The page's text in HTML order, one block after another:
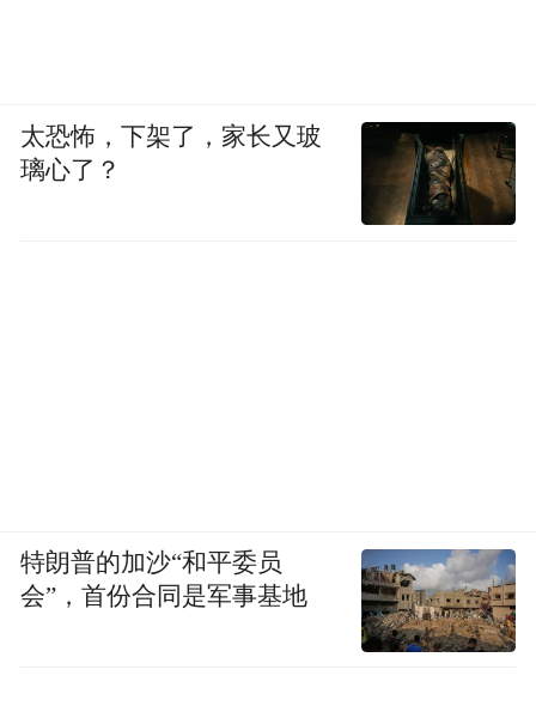
太恐怖，下架了，家长又玻
璃心了？
特朗普的加沙“和平委员
会”，首份合同是军事基地